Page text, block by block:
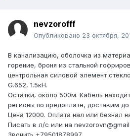
nevzorofff
Опубликовано 23 октября,
В канализацию, оболочка из
горение, броня из стальной
центрольная силовой элемент
G.652, 1.5кН.
Остатки, около 500м. Кабель
регионы по предоплате, доставим до
Цена 12000. Оплата нал или безнал
Писать в л/с или на